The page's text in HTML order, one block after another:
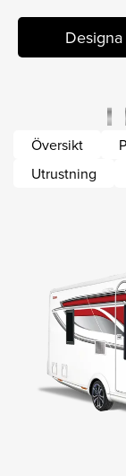
Översikt
Utrustning